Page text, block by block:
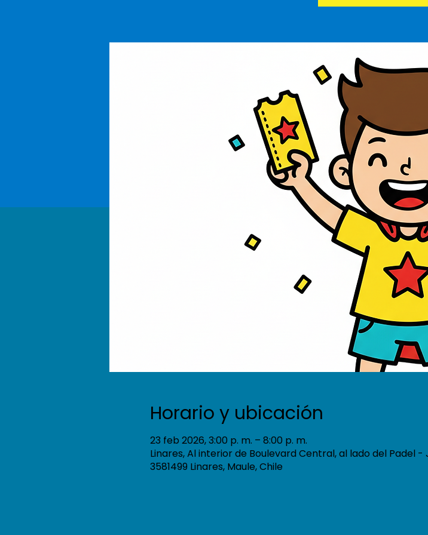
Horario y ubicación
23 feb 2026, 3:00 p. m. – 8:00 p. m.
Linares, Al interior de Boulevard Central, al lado del Padel -
3581499 Linares, Maule, Chile